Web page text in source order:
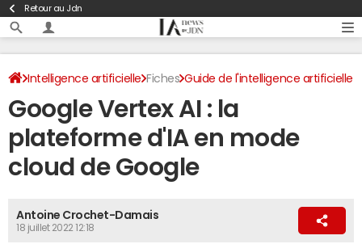
Retour au Jdn
Intelligence artificielle Fiches Guide de l'intelligence artificielle
Outils d'intelligence artificielle
Google Vertex AI : la
plateforme d'IA en mode
cloud de Google
Antoine Crochet-Damais
18 juillet 2022 12:18